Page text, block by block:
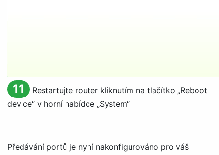
11 Restartujte router kliknutím na tlačítko „Reboot
device“ v horní nabídce „System“
Předávání portů je nyní nakonfigurováno pro váš